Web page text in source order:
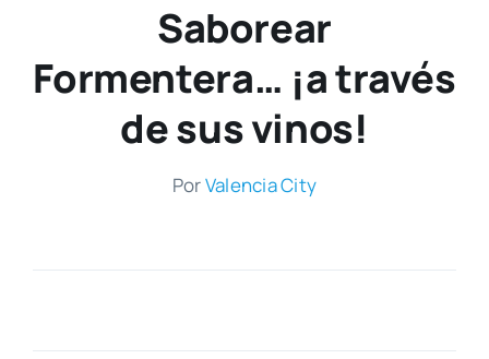
Saborear
Formentera… ¡a través
de sus vinos!
PorValen­cia City